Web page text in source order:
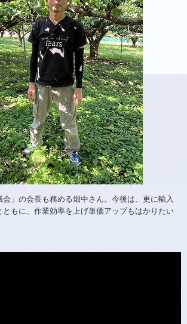
会」の会長も務める畑中さん。今後は、更に輸入
もに、作業効率を上げ単価アップもはかりたい